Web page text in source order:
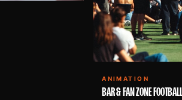
ANIMATION
BAR & FAN ZONE FOOTBALL